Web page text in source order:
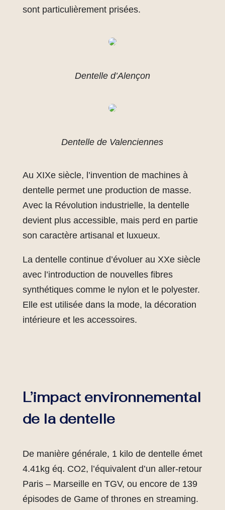
sont particulièrement prisées.
Dentelle d’Alençon
Dentelle de Valenciennes
Au XIXe siècle, l’invention de machines à
dentelle permet une production de masse.
Avec la Révolution industrielle, la dentelle
devient plus accessible, mais perd en partie
son caractère artisanal et luxueux.
La dentelle continue d’évoluer au XXe siècle
avec l’introduction de nouvelles fibres
synthétiques comme le nylon et le polyester.
Elle est utilisée dans la mode, la décoration
intérieure et les accessoires.
L’impact environnemental
de la dentelle
De manière générale, 1 kilo de dentelle émet
4.41kg éq. CO2, l’équivalent d’un aller-retour
Paris – Marseille en TGV, ou encore de 139
épisodes de Game of thrones en streaming.